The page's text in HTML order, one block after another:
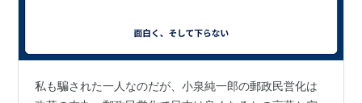
私も騙された一人なのだが、小泉純一郎の郵政民営化は